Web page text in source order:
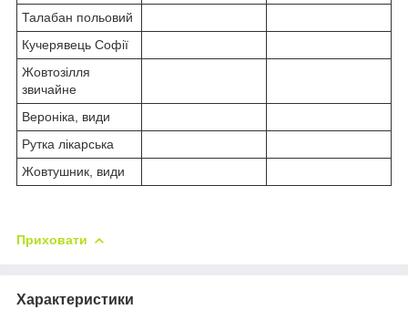
Талабан польовий
Кучерявець Софії
Жовтозілля
звичайне
Вероніка, види
Рутка лікарська
Жовтушник, види
Приховати
Характеристики